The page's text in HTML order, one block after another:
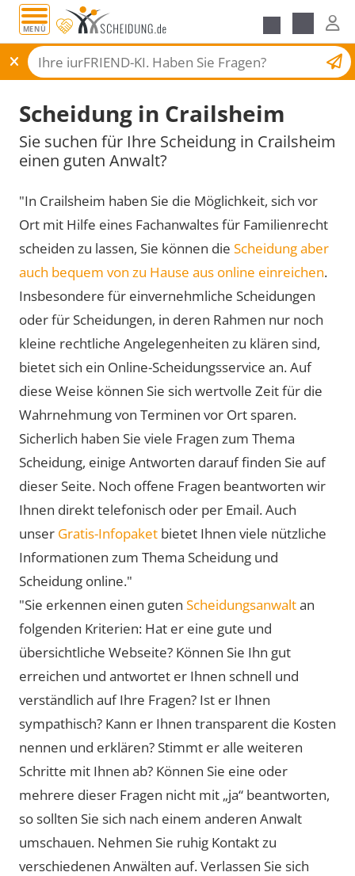
MENÜ
Scheidungsantrag
Scheidung in Crailsheim
Sie suchen für Ihre Scheidung in Crailsheim
einen guten Anwalt?
"In Crailsheim haben Sie die Möglichkeit, sich vor
Ort mit Hilfe eines Fachanwaltes für Familienrecht
scheiden zu lassen, Sie können die Scheidung aber
auch bequem von zu Hause aus online einreichen.
Insbesondere für einvernehmliche Scheidungen
oder für Scheidungen, in deren Rahmen nur noch
kleine rechtliche Angelegenheiten zu klären sind,
bietet sich ein Online-Scheidungsservice an. Auf
diese Weise können Sie sich wertvolle Zeit für die
Wahrnehmung von Terminen vor Ort sparen.
Sicherlich haben Sie viele Fragen zum Thema
Scheidung, einige Antworten darauf finden Sie auf
dieser Seite. Noch offene Fragen beantworten wir
Ihnen direkt telefonisch oder per Email. Auch
unser Gratis-Infopaket bietet Ihnen viele nützliche
Informationen zum Thema Scheidung und
Scheidung online."
"Sie erkennen einen guten Scheidungsanwaltan
folgenden Kriterien: Hat er eine gute und
übersichtliche Webseite? Können Sie Ihn gut
erreichen und antwortet er Ihnen schnell und
verständlich auf Ihre Fragen? Ist er Ihnen
sympathisch? Kann er Ihnen transparent die Kosten
nennen und erklären? Stimmt er alle weiteren
Schritte mit Ihnen ab? Können Sie eine oder
mehrere dieser Fragen nicht mit „ja“ beantworten,
so sollten Sie sich nach einem anderen Anwalt
umschauen. Nehmen Sie ruhig Kontakt zu
verschiedenen Anwälten auf. Verlassen Sie sich